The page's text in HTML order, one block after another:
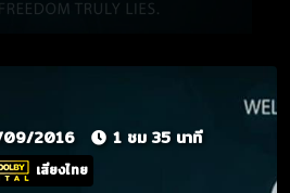
2016 1 ชม 35 นาที
เสียงไทย